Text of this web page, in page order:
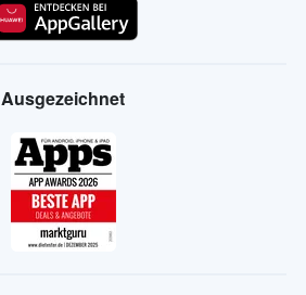
Ausgezeichnet